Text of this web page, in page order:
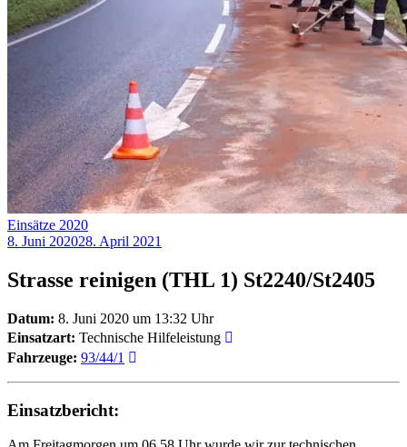
Einsätze 2020
8. Juni 202028. April 2021
Strasse reinigen (THL 1) St2240/St2405
Datum: 8. Juni 2020 um 13:32 Uhr
Einsatzart: Technische Hilfeleistung
Fahrzeuge: 93/44/1
Einsatzbericht: